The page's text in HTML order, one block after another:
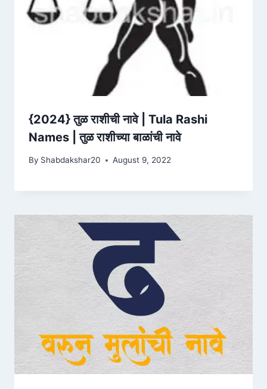
{2024} तुळ राशीची नावे | Tula Rashi
Names | तुळ राशीच्या बाळांची नावे
By Shabdakshar20 August 9, 2022